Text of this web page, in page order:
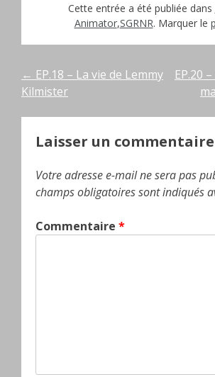
Cette entrée a été publiée dans
Animator,SGRNR. Marquer le
Navigation
de
l’article
← EP.18 – La vie de Lemmy
Kilmister
EP.20
Laisser un commentaire
Votre adresse e-mail ne sera pas
champs obligatoires sont indiqués
Commentaire *